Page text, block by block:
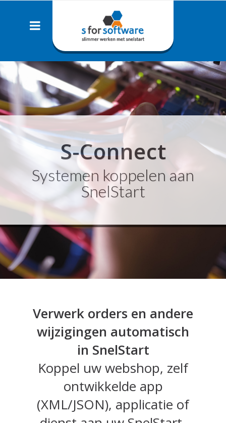
S-Connect
Systemen koppelen aan
SnelStart
Verwerk orders en andere
wijzigingen automatisch
in SnelStart
Koppel uw webshop, zelf
ontwikkelde app
(XML/JSON), applicatie of